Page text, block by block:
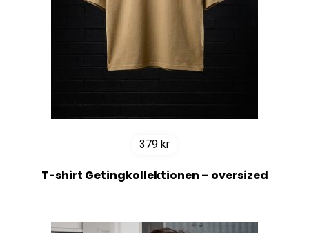
379 kr
T-shirt Getingkollektionen – oversized